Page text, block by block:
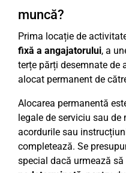
muncă?
Prima locație de
fixă a angajatorului, a
terțe părți desemnate de
alocat permanent de
Alocarea permanentă
legale de serviciu sau de
acordurile sau
completează. Se
special dacă urmează